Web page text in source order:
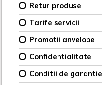
Retur produse
Tarife servicii
Promotii anvelope
Confidentialitate
Conditii de garantie